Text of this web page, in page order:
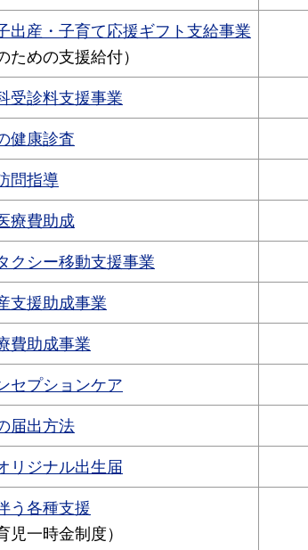
出産・子育て応援ギフト支給事業
ための支援給付）
受診料支援事業
健康診査
問指導
療費助成
クシー移動支援事業
支援助成事業
費助成事業
セプションケア
届出方法
リジナル出生届
う各種支援
児一時金制度）